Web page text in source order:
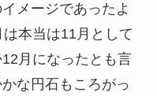
メージであったよ
本当は11月として
月になったとも言
な円石もころがっ